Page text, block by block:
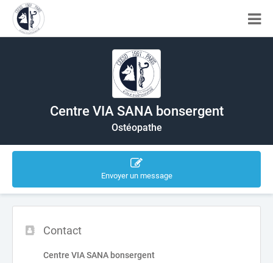
Centre VIA SANA bonsergent
Ostéopathe
Envoyer un message
Contact
Centre VIA SANA bonsergent